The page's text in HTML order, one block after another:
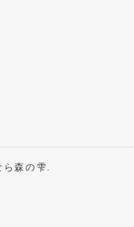
ら森の雫.